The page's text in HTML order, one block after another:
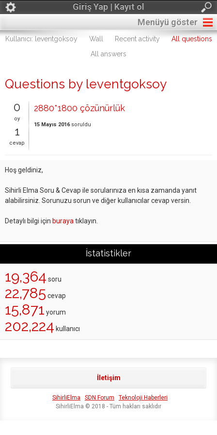
Giriş Yap | Kayıt ol
Menüyü göster
Kullanıcı: leventgoksoy Wall Recent activity
All questions
All answers
Questions by leventgoksoy
0
oy
1
cevap
2880*1800 çözünürlük
15 Mayıs 2016 soruldu
Hoş geldiniz,
Sihirli Elma Soru & Cevap ile sorularınıza en kısa zamanda yanıt
alabilirsiniz. Sorunuzu sorun ve diğer kullanıcılar cevap versin.
Detaylı bilgi için buraya tıklayın.
İstatistikler
19,364 soru
22,785 cevap
15,871 yorum
202,224 kullanıcı
İletişim
SihirliElma SDN Forum
Teknoloji Haberleri
SihirliElma © 2018 - Tüm hakları saklıdır